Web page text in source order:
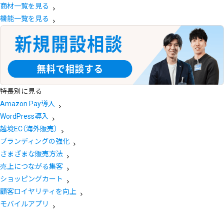
商材一覧を見る
機能一覧を見る
特長別に見る
Amazon Pay導入
WordPress導入
越境EC（海外販売）
ブランディングの強化
さまざまな販売方法
売上につながる集客
ショッピングカート
顧客ロイヤリティを向上
モバイルアプリ